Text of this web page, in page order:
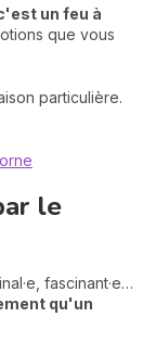
un feu à
que vous
particulière.
le
fascinant·e…
qu'un